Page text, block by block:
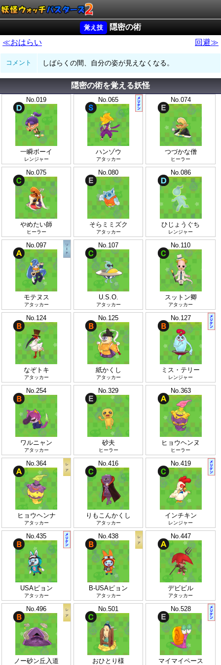
隠密の術
≪おはらい
回避≫
コメント しばらくの間、自分の姿が見えなくなる。
隠密の術を覚える妖怪
No.019
一瞬ボーイ
レンジャー
No.065
ハンゾウ
アタッカー
No.074
つづかな僧
ヒーラー
No.075
やめたい師
ヒーラー
No.080
そらミミズク
アタッカー
No.086
ひじょうぐち
レンジャー
No.097
モテヌス
アタッカー
No.107
U.S.O.
アタッカー
No.110
スットン卿
アタッカー
No.124
なぞトキ
アタッカー
No.125
紙かくし
アタッカー
No.127
ミス・テリー
レンジャー
No.254
ワルニャン
アタッカー
No.329
砂夫
ヒーラー
No.363
ヒョウヘンヌ
ヒーラー
No.364
ヒョウヘンナ
アタッカー
No.416
りもこんかくし
アタッカー
No.419
インチキン
レンジャー
No.435
USAピョン
アタッカー
No.438
B-USAピョン
アタッカー
No.447
デビビル
アタッカー
No.496
ノー砂ン丘入道
No.501
おひとり様
No.528
マイマイペース